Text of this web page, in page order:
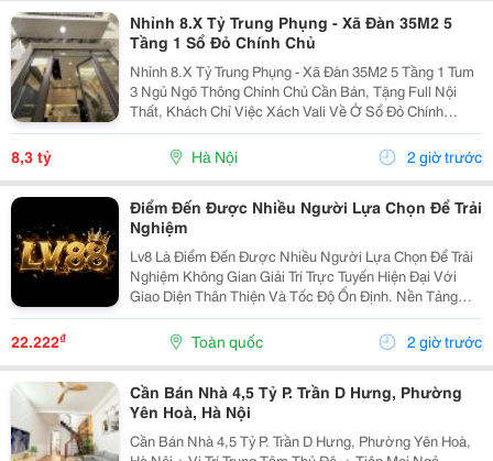
Nhỉnh 8.X Tỷ Trung Phụng - Xã Đàn 35M2 5
Tầng 1 Sổ Đỏ Chính Chủ
Nhỉnh 8.X Tỷ Trung Phụng - Xã Đàn 35M2 5 Tầng 1 Tum
3 Ngủ Ngõ Thông Chính Chủ Cần Bán, Tặng Full Nội
Thất, Khách Chỉ Việc Xách Vali Về Ở Sổ Đỏ Chính
Chủ(Nói Không Với Quy Hoạch) Mr Cường 0936161345
8,3 tỷ Hà Nội 2 giờ trước
Điểm Đến Được Nhiều Người Lựa Chọn Để Trải
Nghiệm
Lv8 Là Điểm Đến Được Nhiều Người Lựa Chọn Để Trải
Nghiệm Không Gian Giải Trí Trực Tuyến Hiện Đại Với
Giao Diện Thân Thiện Và Tốc Độ Ổn Định. Nền Tảng
Cung Cấp Đa Dạng Trò Chơi, Cập Nhật Thường Xuyên,
Hỗ Trợ Trên Nhiều Thiết Bị Và Mang Đến Trải Nghiệm...
22.222₫ Toàn quốc 2 giờ trước
Cần Bán Nhà 4,5 Tỷ P. Trần D Hưng, Phường
Yên Hoà, Hà Nội
Cần Bán Nhà 4,5 Tỷ P. Trần D Hưng, Phường Yên Hoà,